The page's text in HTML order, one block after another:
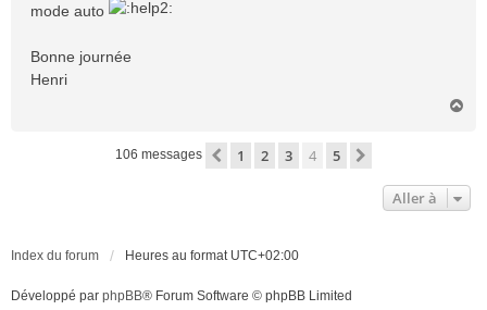
mode auto
Bonne journée
Henri
106 messages Précédente
1 2 3 4 5
Aller à
Index du forum Heures au format UTC+02:00
Développé par phpBB® Forum Software © phpBB Limited